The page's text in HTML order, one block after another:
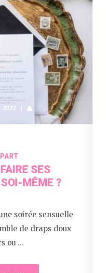
2022
SES
SOI-MÊME ?
soirée sensuelle
de draps doux
ou …